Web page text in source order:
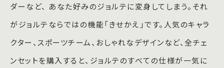
ダーなど、 あなた好みのジョルテに変身してしまう。それ
がジョルテならではの機能「きせかえ」です。人気のキャラ
クター、スポーツチーム、おしゃれなデザインなど、全チェ
ンセットを購入すると、ジョルテのすべての仕様が一気に